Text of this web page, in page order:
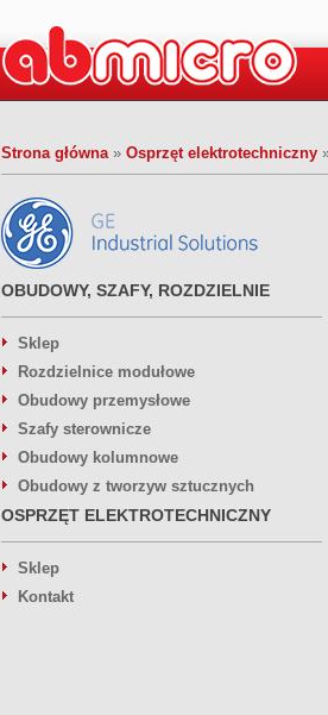
Strona główna» Osprzęt elektrotechniczny
OBUDOWY, SZAFY, ROZDZIELNIE
Sklep
Rozdzielnice modułowe
Obudowy przemysłowe
Szafy sterownicze
Obudowy kolumnowe
Obudowy z tworzyw sztucznych
OSPRZĘT ELEKTROTECHNICZNY
Sklep
Kontakt